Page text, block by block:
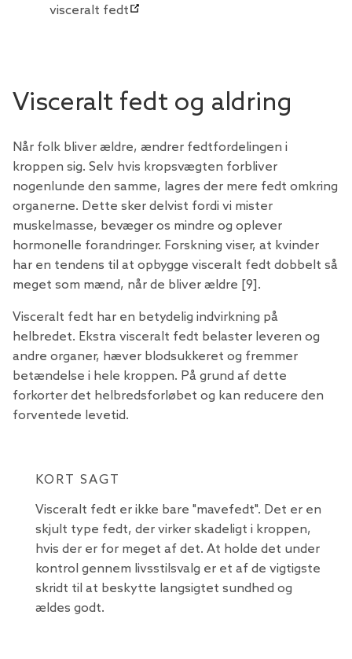
visceralt fedt
Visceralt fedt og aldring
Når folk bliver ældre, ændrer fedtfordelingen i
kroppen sig. Selv hvis kropsvægten forbliver
nogenlunde den samme, lagres der mere fedt omkring
organerne. Dette sker delvist fordi vi mister
muskelmasse, bevæger os mindre og oplever
hormonelle forandringer. Forskning viser, at kvinder
har en tendens til at opbygge visceralt fedt dobbelt så
meget som mænd, når de bliver ældre [9].
Visceralt fedt har en betydelig indvirkning på
helbredet. Ekstra visceralt fedt belaster leveren og
andre organer, hæver blodsukkeret og fremmer
betændelse i hele kroppen. På grund af dette
forkorter det helbredsforløbet og kan reducere den
forventede levetid.
KORT SAGT
Visceralt fedt er ikke bare "mavefedt". Det er en
skjult type fedt, der virker skadeligt i kroppen,
hvis der er for meget af det. At holde det under
kontrol gennem livsstilsvalg er et af de vigtigste
skridt til at beskytte langsigtet sundhed og
ældes godt.